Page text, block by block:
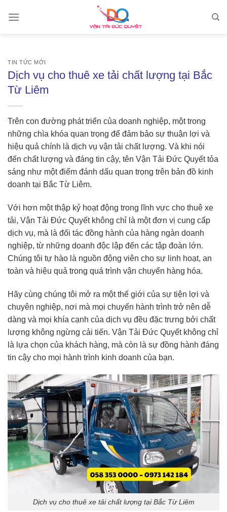
TIN TỨC MỚI
Dịch vụ cho thuê xe tải chất lượng tại Bắc
Từ Liêm
Trên con đường phát triển của doanh nghiệp, một trong
những chìa khóa quan trọng để đảm bảo sự thuận lợi và
hiệu quả chính là dịch vụ vận tải chất lượng. Và khi nói
đến chất lượng và đáng tin cậy, tên Vận Tải Đức Quyết tỏa
sáng như một điểm đánh dấu quan trọng trên bản đồ kinh
doanh tại Bắc Từ Liêm.
Với hơn một thập kỷ hoạt động trong lĩnh vực cho thuê xe
tải, Vận Tải Đức Quyết không chỉ là một đơn vị cung cấp
dịch vụ, mà là đối tác đồng hành của hàng ngàn doanh
nghiệp, từ những doanh độc lập đến các tập đoàn lớn.
Chúng tôi tự hào là nguồn động viên cho sự linh hoạt, an
toàn và hiệu quả trong quá trình vận chuyển hàng hóa.
Hãy cùng chúng tôi mở ra một thế giới của sự tiện lợi và
chuyên nghiệp, nơi mà mọi chuyến hành trình trở nên dễ
dàng và mọi khía cạnh của dịch vụ đều đặc trưng bởi chất
lượng không ngừng cải tiến. Vận Tải Đức Quyết không chỉ
là lựa chọn của khách hàng, mà còn là sự đồng hành đáng
tin cậy cho mọi hành trình kinh doanh của bạn.
Dịch vụ cho thuê xe tải chất lượng tại Bắc Từ Liêm